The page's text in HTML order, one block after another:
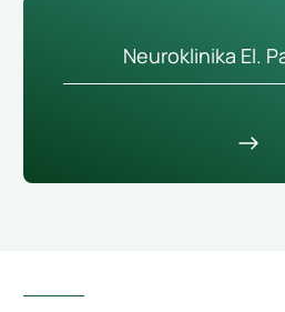
Neuroklinika El.